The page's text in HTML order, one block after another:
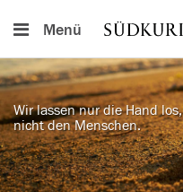
Menü
Wir lassen nur die Hand los,
nicht den Menschen.